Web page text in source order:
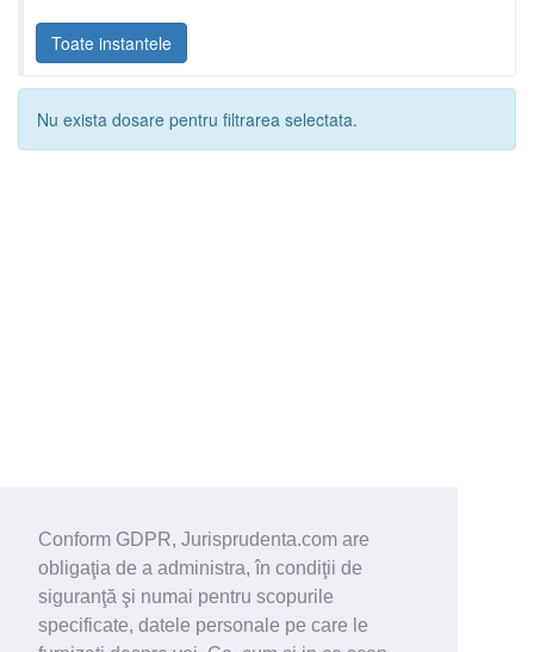
Conform GDPR, Jurisprudenta.com are
obligaţia de a administra, în condiţii de
siguranţă şi numai pentru scopurile
specificate, datele personale pe care le
Toate instantele
Nu exista dosare pentru filtrarea selectata.